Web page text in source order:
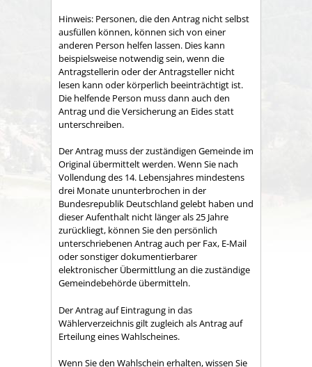
Hinweis: Personen, die den Antrag nicht selbst
ausfüllen können, können sich von einer
anderen Person helfen lassen. Dies kann
beispielsweise notwendig sein, wenn die
Antragstellerin oder der Antragsteller nicht
lesen kann oder körperlich beeinträchtigt ist.
Die helfende Person muss dann auch den
Antrag und dieVersicherung an Eides statt
unterschreiben.
Der Antrag muss der zuständigen Gemeinde im
Original übermittelt werden. Wenn Sie nach
Vollendung des 14. Lebensjahres mindestens
drei Monate ununterbrochen in der
Bundesrepublik Deutschland gelebt haben und
dieser Aufenthalt nicht länger als 25 Jahre
zurückliegt, können Sie den persönlich
unterschriebenen Antrag auch per Fax, E-Mail
oder sonstiger dokumentierbarer
elektronischer Übermittlung an die zuständige
Gemeindebehörde übermitteln.
Der Antrag auf Eintragung in das
Wählerverzeichnis gilt zugleich als Antrag auf
Erteilung eines Wahlscheines.
Wenn Sie den Wahlschein erhalten, wissen Sie